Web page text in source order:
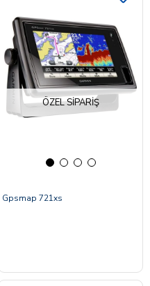
ÖZEL SIPARIŞ
Gpsmap 721xs